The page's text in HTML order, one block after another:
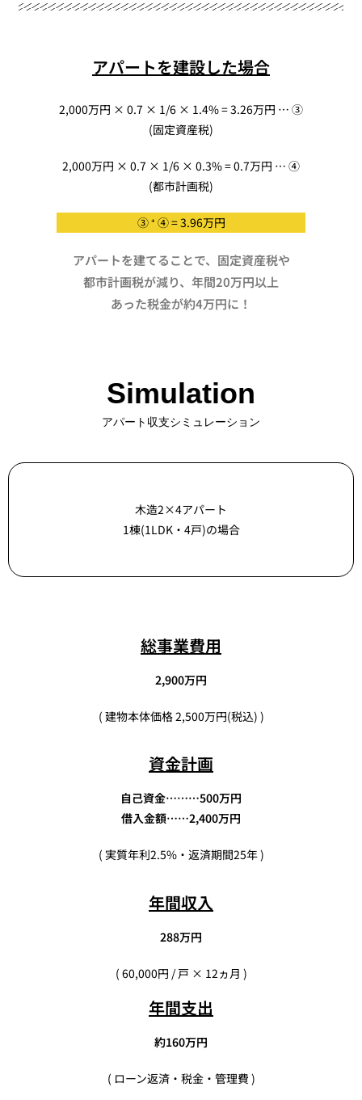
アパートを建設した場合
2,000万円 × 0.7 × 1/6 × 1.4% = 3.26万円 … ③
(固定資産税)
2,000万円 × 0.7 × 1/6 × 0.3% = 0.7万円 … ④
(都市計画税)
③ ⁺ ④ = 3.96万円
アパートを建てることで、固定資産税や
都市計画税が減り、年間20万円以上
あった税金が約4万円に！
Simulation
アパート収支シミュレーション
木造2×4アパート
1棟(1LDK・4戸)の場合
総事業費用
2,900万円
( 建物本体価格 2,500万円(税込) )
資金計画
自己資金………500万円
借入金額……2,400万円
( 実質年利2.5%・返済期間25年 )
年間収入
288万円
( 60,000円 / 戸 × 12ヵ月 )
年間支出
約160万円
( ローン返済・税金・管理費 )